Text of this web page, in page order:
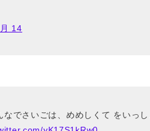
14
でさいごは、めめしくて をいっし